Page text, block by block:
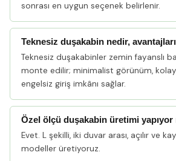
sonrası en uygun seçenek belirlenir.
Teknesiz duşakabin nedir,
Teknesiz duşakabinler zemin fayanslı
monte edilir; minimalist görünüm,
engelsiz giriş imkânı sağlar.
Özel ölçü duşakabin üretimi
Evet. L şekilli, iki duvar arası, açılır ve
modeller üretiyoruz.